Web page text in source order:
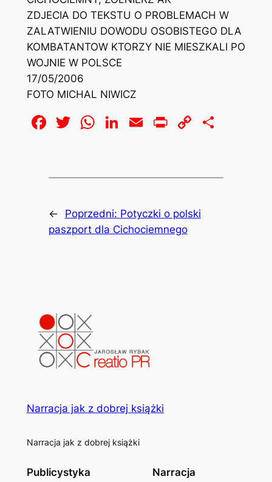
ZDJECIA DO TEKSTU O PROBLEMACH W
ZALATWIENIU DOWODU OSOBISTEGO DLA
KOMBATANTOW KTORZY NIE MIESZKALI PO
WOJNIE W POLSCE
17/05/2006
FOTO MICHAL NIWICZ
Facebook
Twitter
WhatsApp
LinkedIn
EmailPrintCopy
← Poprzedni: Potyczki o polski
paszport dla Cichociemnego
Narracja jak z dobrej książki
Narracja jak z dobrej książki
Publicystyka Narracja